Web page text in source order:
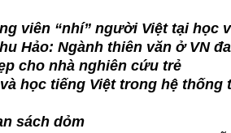
viên “nhí” người Việt tại học
Hảo: Ngành thiên văn ở VN
cho nhà nghiên cứu trẻ
học tiếng Việt trong hệ
sách dỏm